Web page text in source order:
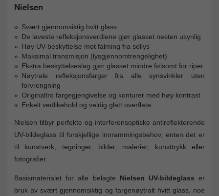
Nielsen
Svært gjennomsiktig hvitt glass
De laveste refleksjonsverdiene gjør glasset nesten usynlig
Høy UV-beskyttelse mot falming fra sollys
Maksimal transmisjon (lysgjennomtrengelighet)
Ekstra beskyttelseslag gjør glasset mindre følsomt for riper
Nøytrale refleksjonsfarger fra alle synsvinkler uten
forvrengning
Originaltro fargegjengivelse og konturer med høy kontrast
Enkelt vedlikehold og veldig glatt overflate
Nielsen tilbyr perfekte og interferensoptiske antireflekterende
UV-bildeglass til forskjellige innrammingsbehov, enten det er
til kunstverk, tegninger, bilder, malerier, kunsttrykk eller
fotografier.
Basismaterialet for alle belagte Nielsen UV-bildeglass er
bruk av svært gjennomsiktig og fargenøytralt hvitt glass, noe